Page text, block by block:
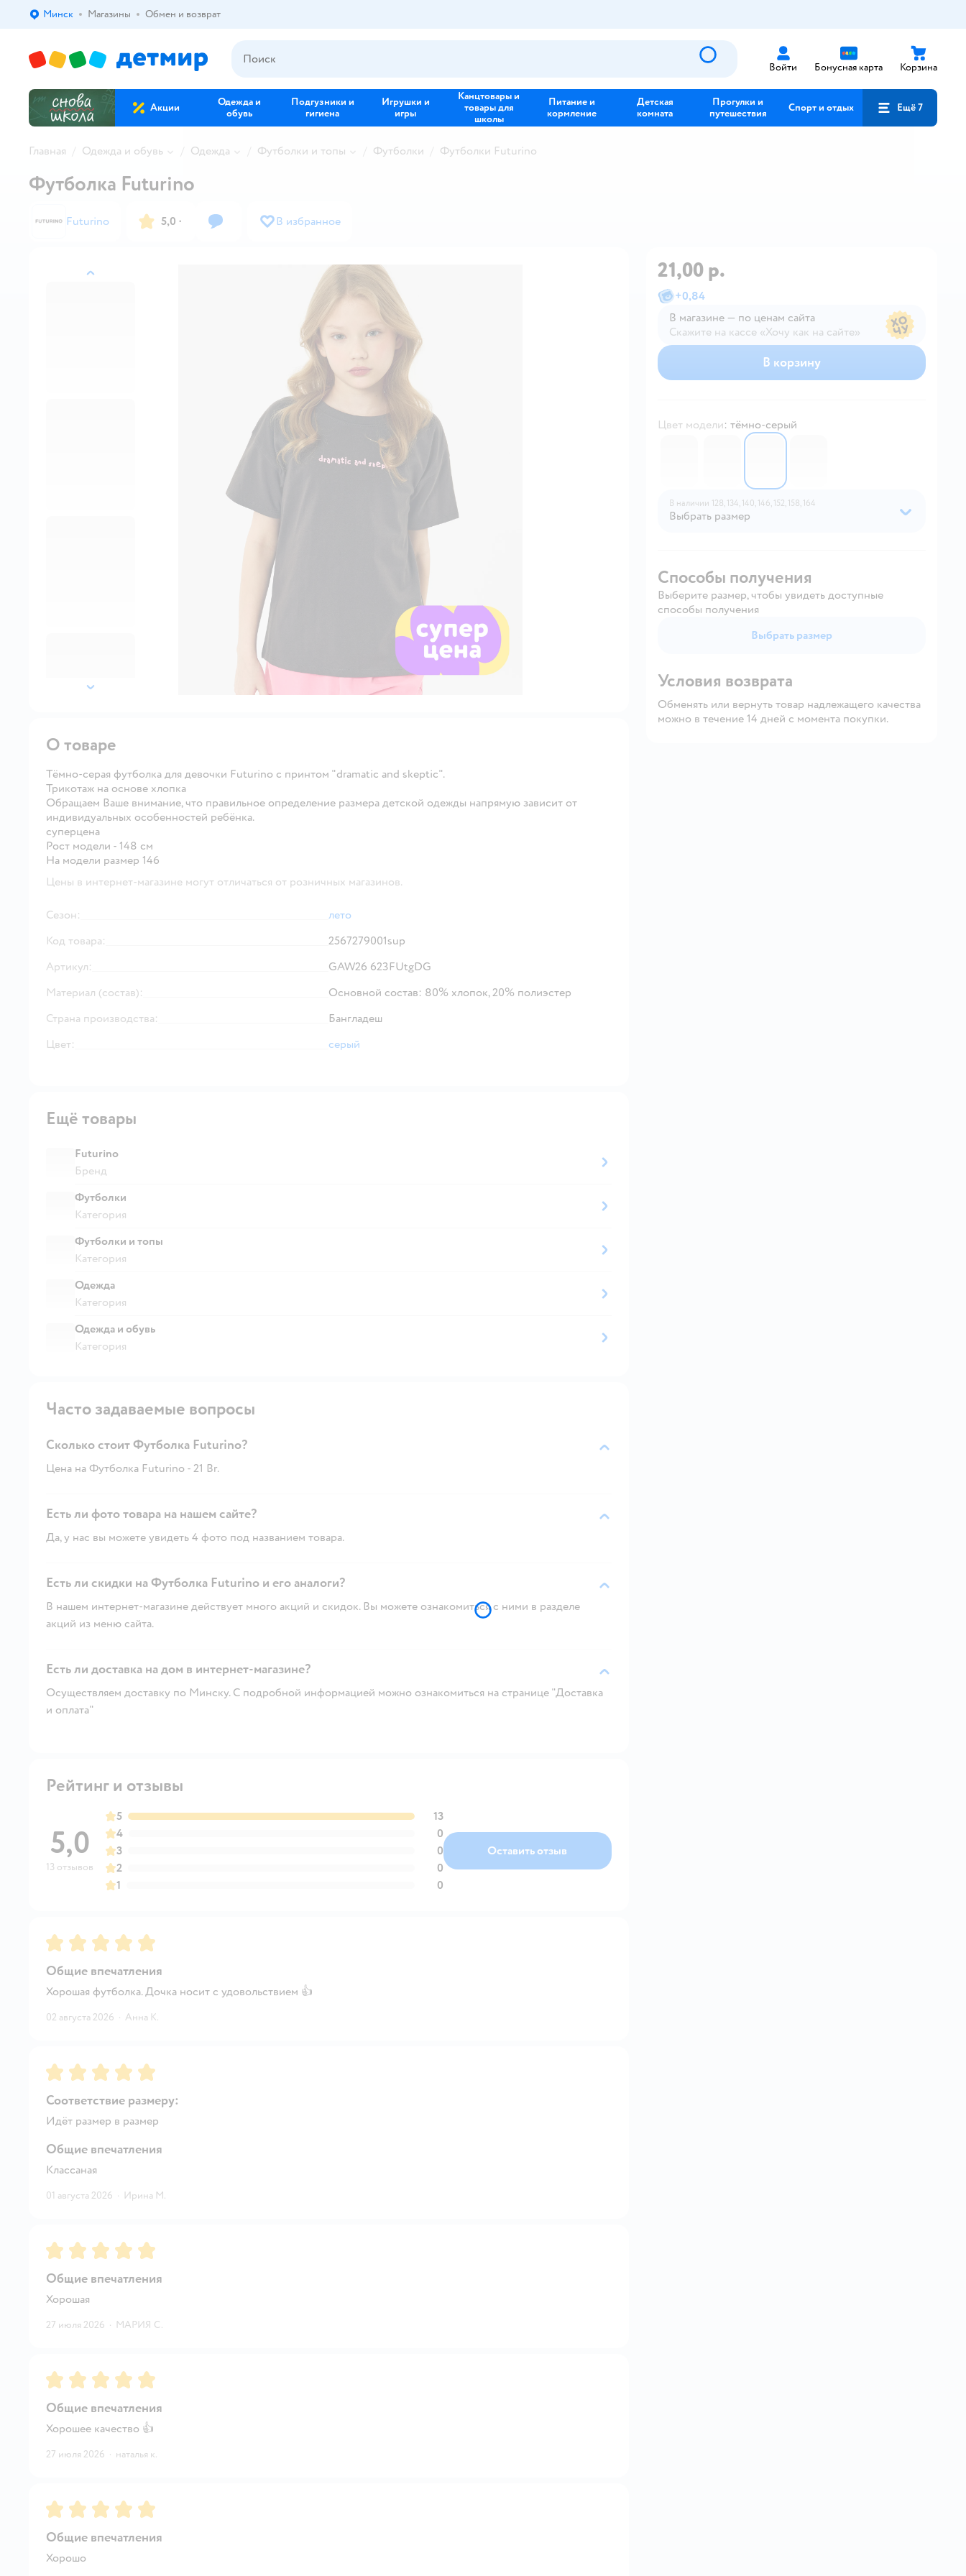
Выбор адреса доставки.
Минск Магазины Обмен и возврат
Войти Бонусная карта Корзина
Акции
Одежда и
обувь
Подгузники и
гигиена
Игрушки и
игры
Канцтовары и
товары для
школы
Питание и
кормление
Детская
комната
Прогулки и
путешествия
Спорт и отдых Ещё 7
Главная Одежда и обувь Одежда Футболки и топы Футболки Футболки Futurino
назад
далее
Футболка Futurino
Futurino 5,0 · В избранное
21,00 р.
+0,84
В магазине — по ценам сайта
Скажите на кассе «Хочу как на сайте»
В магазине — по ценам сайта
В корзину
Цвет модели: тёмно-серый
70651587065157
В наличии 128, 134, 140, 146, 152, 158, 164
Выбрать размер
Способы получения
Выберите размер, чтобы увидеть доступные
способы получения
Выбрать размер
Условия возврата
Обменять или вернуть товар надлежащего качества
можно в течение 14 дней с момента покупки.
О товаре
Тёмно-серая футболка для девочки Futurino с принтом "dramatic and skeptic".
Трикотаж на основе хлопка
Обращаем Ваше внимание, что правильное определение размера детской одежды напрямую зависит от
индивидуальных особенностей ребёнка.
суперцена
Рост модели - 148 см
На модели размер 146
Цены в интернет-магазине могут отличаться от розничных магазинов.
Сезон:
лето
Код товара:
2567279001sup
Артикул:
GAW26 623FUtgDG
Материал (состав):
Основной состав: 80% хлопок, 20% полиэстер
Страна производства:
Бангладеш
Цвет:
серый
Ещё товары
Futurino
Бренд
Футболки
Категория
Футболки и топы
Категория
Одежда
Категория
Одежда и обувь
Категория
Часто задаваемые вопросы
Сколько стоит Футболка Futurino?
Цена на Футболка Futurino - 21 Br.
Есть ли фото товара на нашем сайте?
Да, у нас вы можете увидеть 4 фото под названием товара.
Есть ли скидки на Футболка Futurino и его аналоги?
В нашем интернет-магазине действует много акций и скидок. Вы можете ознакомиться с ними в разделе
акций из меню сайта.
Есть ли доставка на дом в интернет-магазине?
Осуществляем доставку по Минску. С подробной информацией можно ознакомиться на странице "Доставка
и оплата"
Рейтинг и отзывы
5,0
13 отзывов
5
13
4
0
3
0
2
0
1
0
Оставить отзыв
Рейтинг:5
Общие впечатления
Хорошая футболка. Дочка носит с удовольствием 👍
02 августа 2026 · Анна К.
Рейтинг:5
Соответствие размеру:
Идёт размер в размер
Общие впечатления
Классаная
01 августа 2026 · Ирина М.
Рейтинг:5
Общие впечатления
Хорошая
27 июля 2026 · МАРИЯ С.
Рейтинг:5
Общие впечатления
Хорошее качество 👍
27 июля 2026 · наталья к.
Рейтинг:5
Общие впечатления
Хорошо